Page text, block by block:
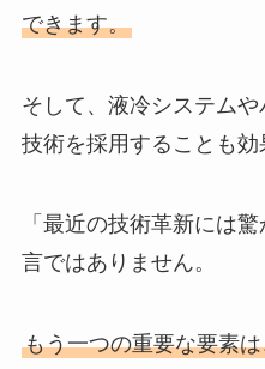
できます。
そして、液冷システム
技術を採用することも効
「最近の技術革新には
言ではありません。
もう一つの重要な要素